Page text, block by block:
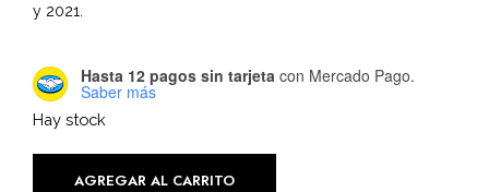
y 2021.
Hasta 12 pagos sin tarjeta con Mercado Pago.
Saber más
Hay stock
AGREGAR AL CARRITO